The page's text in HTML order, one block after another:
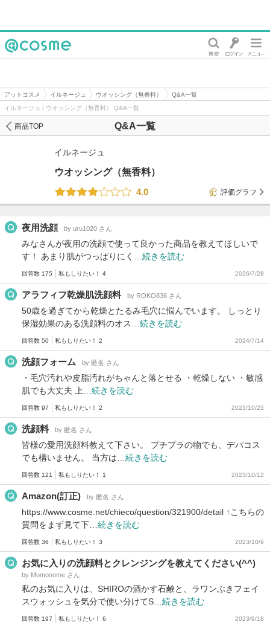
アットコスメ イルネージュ ウオッシング（無香料）
Q&A一覧
イルネージュ / ウオッシング（無香料） Q&A一覧
Q&A一覧
商品TOP
イルネージュ
ウオッシング（無香料）
4.0
評価グラフ
夜用洗顔 by uru1020 さん
みなさんが夜用の洗顔で使って良かった商品を教えてほしいで
す！ あまり肌がつっぱりにく… 続きを読む
回答数 175 私もしりたい！ 4 2026/7/28
アラフィフ乾燥肌洗顔料 by ROKO836 さん
50歳を過ぎてから乾燥とたるみ毛穴に悩んでいます。 しっとり
保湿効果のある洗顔料のオス… 続きを読む
回答数 50 私もしりたい！ 2 2024/7/14
洗顔フォーム by 匿名 さん
・毛穴汚れや皮脂汚れがちゃんと落とせる ・乾燥しない ・敏感
肌でも大丈夫 上… 続きを読む
回答数 97 私もしりたい！ 2 2023/10/23
洗顔料 by 匿名 さん
皆様の愛用洗顔料教えて下さい。 プチプラの物でも、デパコス
でも構いません。 当方は… 続きを読む
回答数 121 私もしりたい！ 1 2023/10/12
Amazon(訂正) by 匿名 さん
https://www.cosme.net/chieco/question/321900/detail ↑こちらの
質問をまず見て下… 続きを読む
回答数 36 私もしりたい！ 3 2023/10/9
お気に入りの洗顔料とクレンジングを教えてください(^^)
by Momonome さん
私のお気に入りは、SHIROの酒かす石鹸と、ラワンぶきフェイ
スウォッシュを気分で使い分けてS… 続きを読む
回答数 197 私もしりたい！ 6 2023/9/18